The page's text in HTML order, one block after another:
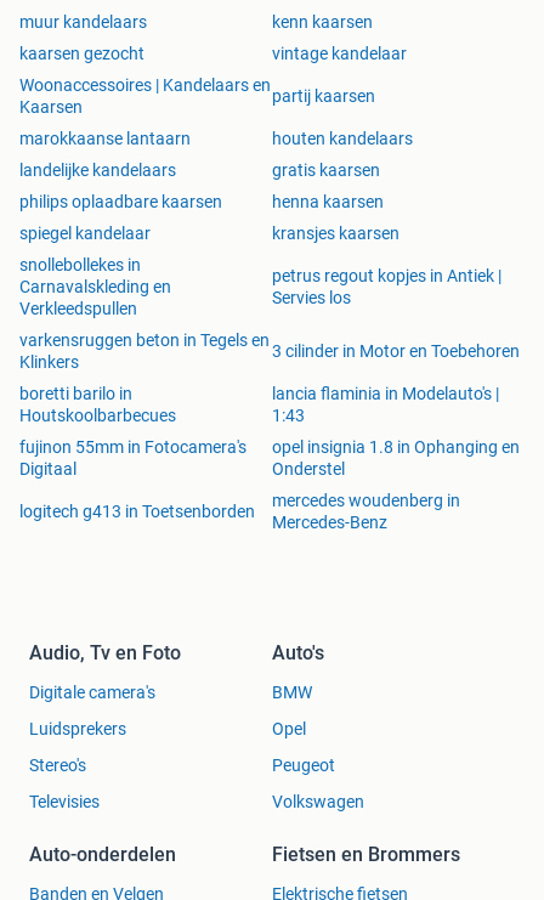
muur kandelaars
kenn kaarsen
kaarsen gezocht
vintage kandelaar
Woonaccessoires | Kandelaars en
Kaarsen
partij kaarsen
marokkaanse lantaarn
houten kandelaars
landelijke kandelaars
gratis kaarsen
philips oplaadbare kaarsen
henna kaarsen
spiegel kandelaar
kransjes kaarsen
snollebollekes in
Carnavalskleding en
Verkleedspullen
petrus regout kopjes in Antiek |
Servies los
varkensruggen beton in Tegels en
Klinkers
3 cilinder in Motor en Toebehoren
boretti barilo in
Houtskoolbarbecues
lancia flaminia in Modelauto's |
1:43
fujinon 55mm in Fotocamera's
Digitaal
opel insignia 1.8 in Ophanging en
Onderstel
logitech g413 in Toetsenborden
mercedes woudenberg in
Mercedes-Benz
Audio, Tv en Foto
Digitale camera's
Luidsprekers
Stereo's
Televisies
Auto's
BMW
Opel
Peugeot
Volkswagen
Auto-onderdelen
Banden en Velgen
Fietsen en Brommers
Elektrische fietsen